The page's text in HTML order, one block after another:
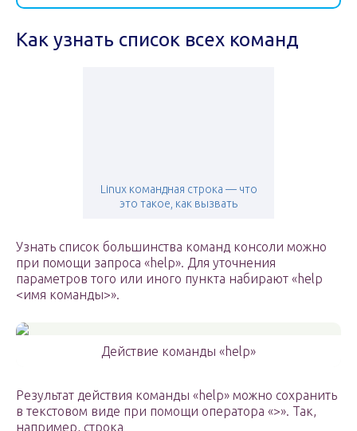
Как узнать список всех команд
Linux командная строка — что
это такое, как вызвать
Узнать список большинства команд консоли можно
при помощи запроса «help». Для уточнения
параметров того или иного пункта набирают «help
<имя команды>».
Действие команды «help»
Результат действия команды «help» можно сохранить
в текстовом виде при помощи оператора «>». Так,
например, строка